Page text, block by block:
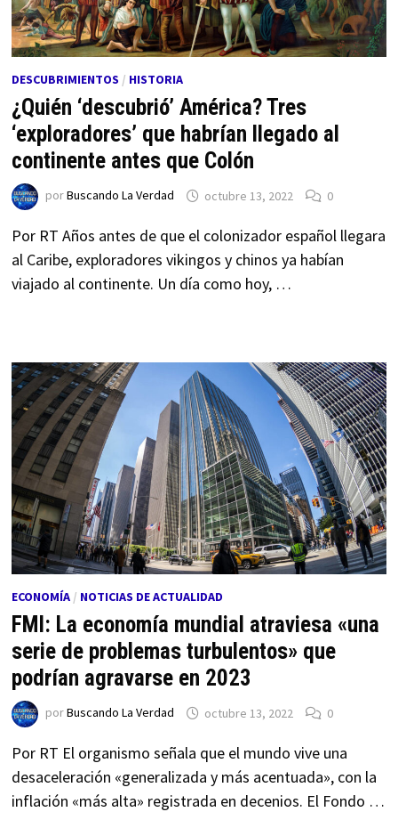
DESCUBRIMIENTOS / HISTORIA
¿Quién ‘descubrió’ América? Tres
‘exploradores’ que habrían llegado al
continente antes que Colón
porBuscando La Verdad octubre 13, 2022 0
Por RT Años antes de que el colonizador español llegara
al Caribe, exploradores vikingos y chinos ya habían
viajado al continente. Un día como hoy, …
ECONOMÍA/ NOTICIAS DE ACTUALIDAD
FMI: La economía mundial atraviesa «una
serie de problemas turbulentos» que
podrían agravarse en 2023
porBuscando La Verdad octubre 13, 2022 0
Por RT El organismo señala que el mundo vive una
desaceleración «generalizada y más acentuada», con la
inflación «más alta» registrada en decenios. El Fondo …